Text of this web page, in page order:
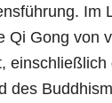
Im
Qi Gong von
einschließlich
des